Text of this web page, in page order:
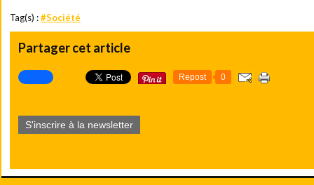
Tag(s) :#Société
Partager cet article
Repost 0
S'inscrire à la newsletter